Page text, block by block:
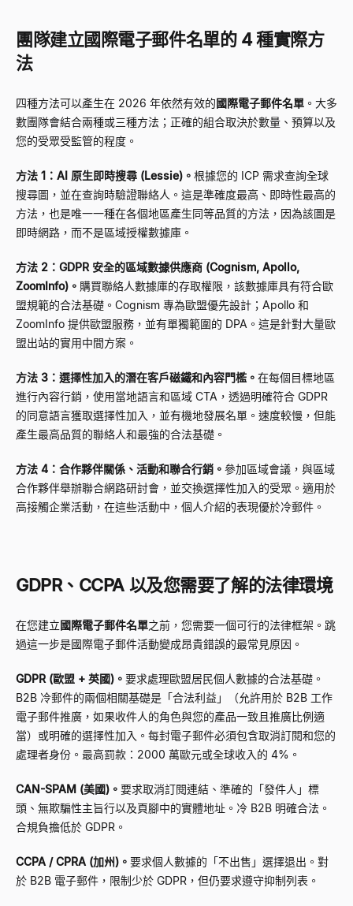
團隊建立國際電子郵件名單的 4 種實際方
法
四種方法可以產生在 2026 年依然有效的國際電子郵件名單 。大多
數團隊會結合兩種或三種方法；正確的組合取決於數量、預算以及
您的受眾受監管的程度。
方法 1：AI 原生即時搜尋 (Lessie)。 根據您的 ICP 需求查詢全球
搜尋圖，並在查詢時驗證聯絡人。這是準確度最高、即時性最高的
方法，也是唯一一種在各個地區產生同等品質的方法，因為該圖是
即時網路，而不是區域授權數據庫。
方法 2：GDPR 安全的區域數據供應商 (Cognism, Apollo,
ZoomInfo)。 購買聯絡人數據庫的存取權限，該數據庫具有符合歐
盟規範的合法基礎。Cognism 專為歐盟優先設計；Apollo 和
ZoomInfo 提供歐盟服務，並有單獨範圍的 DPA。這是針對大量歐
盟出站的實用中間方案。
方法 3：選擇性加入的潛在客戶磁鐵和內容門檻。 在每個目標地區
進行內容行銷，使用當地語言和區域 CTA，透過明確符合 GDPR
的同意語言獲取選擇性加入，並有機地發展名單。速度較慢，但能
產生最高品質的聯絡人和最強的合法基礎。
方法 4：合作夥伴關係、活動和聯合行銷。 參加區域會議，與區域
合作夥伴舉辦聯合網路研討會，並交換選擇性加入的受眾。適用於
高接觸企業活動，在這些活動中，個人介紹的表現優於冷郵件。
GDPR、CCPA 以及您需要了解的法律環境
在您建立國際電子郵件名單之前，您需要一個可行的法律框架。跳
過這一步是國際電子郵件活動變成昂貴錯誤的最常見原因。
GDPR (歐盟 + 英國)。 要求處理歐盟居民個人數據的合法基礎。
B2B 冷郵件的兩個相關基礎是「合法利益」（允許用於 B2B 工作
電子郵件推廣，如果收件人的角色與您的產品一致且推廣比例適
當）或明確的選擇性加入。每封電子郵件必須包含取消訂閱和您的
處理者身份。最高罰款：2000 萬歐元或全球收入的 4%。
CAN-SPAM (美國)。 要求取消訂閱連結、準確的「發件人」標
頭、無欺騙性主旨行以及頁腳中的實體地址。冷 B2B 明確合法。
合規負擔低於 GDPR。
CCPA / CPRA (加州)。 要求個人數據的「不出售」選擇退出。對
於 B2B 電子郵件，限制少於 GDPR，但仍要求遵守抑制列表。